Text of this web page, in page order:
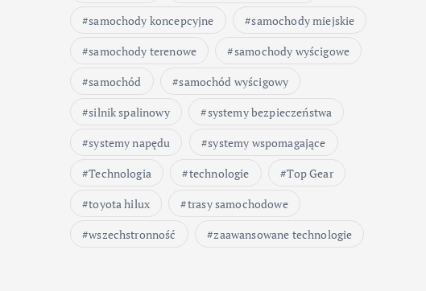
samochody koncepcyjne
samochody miejskie
samochody terenowe
samochody wyścigowe
samochód
samochód wyścigowy
silnik spalinowy
systemy bezpieczeństwa
systemy napędu
systemy wspomagające
Technologia
technologie
Top Gear
toyota hilux
trasy samochodowe
wszechstronność
zaawansowane technologie